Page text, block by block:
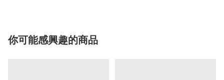
你可能感興趣的商品